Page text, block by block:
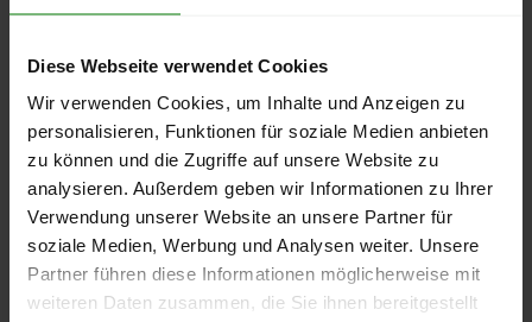
Diese Webseite verwendet Cookies
Wir verwenden Cookies, um Inhalte und Anzeigen zu
personalisieren, Funktionen für soziale Medien anbieten
zu können und die Zugriffe auf unsere Website zu
analysieren. Außerdem geben wir Informationen zu Ihrer
Verwendung unserer Website an unsere Partner für
soziale Medien, Werbung und Analysen weiter. Unsere
Partner führen diese Informationen möglicherweise mit
weiteren Daten zusammen, die Sie ihnen bereitgestellt
lose Ware Sackware
September
Januar
Mai
250 €
Die aktuelle Preisentwicklung für Holzpellets in Deutschland
können Sie jederzeit auf unsererPelletspreise-Seite
nachvollziehen.